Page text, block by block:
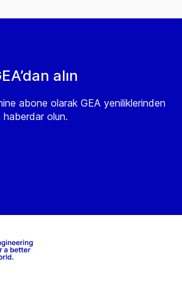
alın
abone olarak GEA yeniliklerinden
olun.